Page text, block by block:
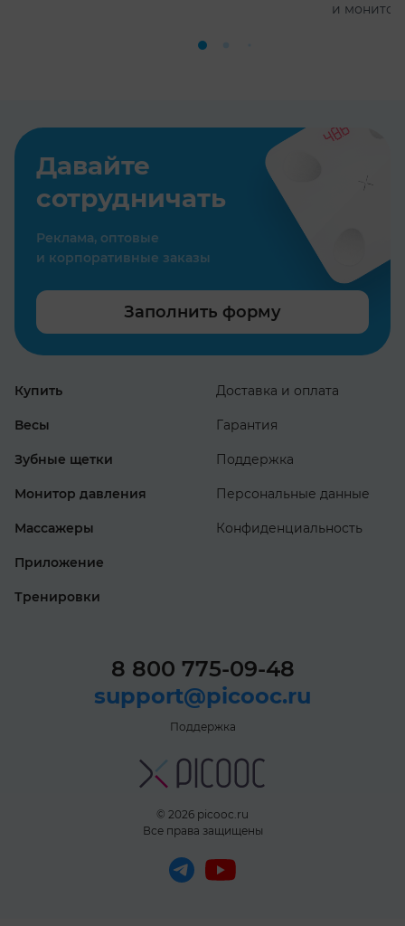
следование
букве
закона
о защите
потребителя.
максимально
сократить
все
связанные
с обращением
вы сомневаетесь
в наличии
и
Давайте
сотрудничать
Реклама, оптовые
и корпоративные заказы
Заполнить форму
Купить
Весы
Зубные щетки
Монитор давления
Массажеры
Приложение
Тренировки
Доставка и оплата
Гарантия
Поддержка
Персональные данные
Конфиденциаль­ность
© 2026 picooc.ru
Все права защищены
8 800 775-09-48
support@picooc.ru
Поддержка